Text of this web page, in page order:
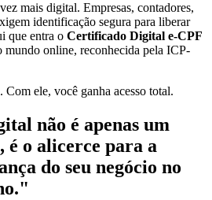
mais digital. Empresas, contadores,
identificação segura para liberar
que entra o Certificado Digital e-CPF
online, reconhecida pela ICP-
ele, você ganha acesso total.
não é apenas um
é o alicerce para a
do seu negócio no